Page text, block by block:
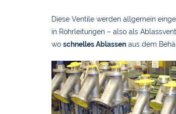
Diese Ventile werden allgemein
in Rohrleitungen – also als
wo schnelles Ablassen aus dem